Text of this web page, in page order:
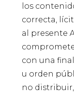
los
correcta,
al presente
con una
u orden
no